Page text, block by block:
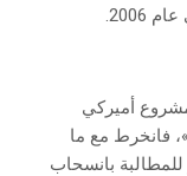
أميركي
فانخرط مع ما
بانسحاب